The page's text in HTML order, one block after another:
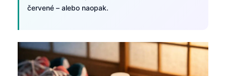
červené – alebo naopak.